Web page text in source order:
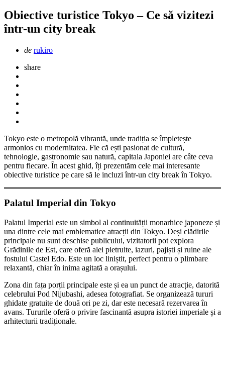
Obiective turistice Tokyo – Ce să vizitezi
într-un city break
Scris
de rukiro
share
Tokyo este o metropolă vibrantă, unde tradiția se împletește
armonios cu modernitatea. Fie că ești pasionat de cultură,
tehnologie, gastronomie sau natură, capitala Japoniei are câte ceva
pentru fiecare. În acest ghid, îți prezentăm cele mai interesante
obiective turistice pe care să le incluzi într-un city break în Tokyo.
Palatul Imperial din Tokyo
Palatul Imperial este un simbol al continuității monarhice japoneze și
una dintre cele mai emblematice atracții din Tokyo. Deși clădirile
principale nu sunt deschise publicului, vizitatorii pot explora
Grădinile de Est, care oferă alei pietruite, iazuri, pajiști și ruine ale
fostului Castel Edo. Este un loc liniștit, perfect pentru o plimbare
relaxantă, chiar în inima agitată a orașului.
Zona din fața porții principale este și ea un punct de atracție, datorită
celebrului Pod Nijubashi, adesea fotografiat. Se organizează tururi
ghidate gratuite de două ori pe zi, dar este necesară rezervarea în
avans. Tururile oferă o privire fascinantă asupra istoriei imperiale și a
arhitecturii tradiționale.